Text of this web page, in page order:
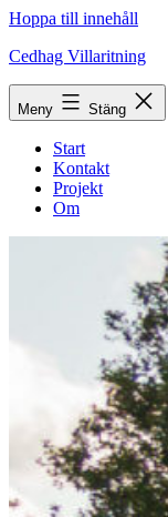
Hoppa till innehåll
Cedhag Villaritning
Meny Stäng
Start
Kontakt
Projekt
Om